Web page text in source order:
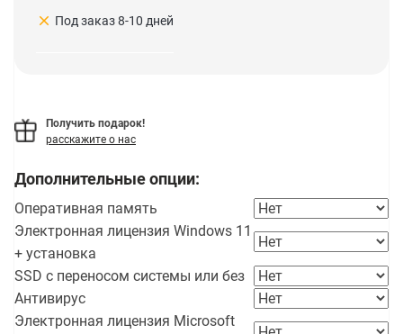
clear Под заказ 8-10 дней
Получить подарок!
расскажите о нас
Дополнительные опции:
Оперативная память
Электронная лицензия Windows 11
+ установка
SSD с переносом системы или без
Антивирус
Электронная лицензия Microsoft